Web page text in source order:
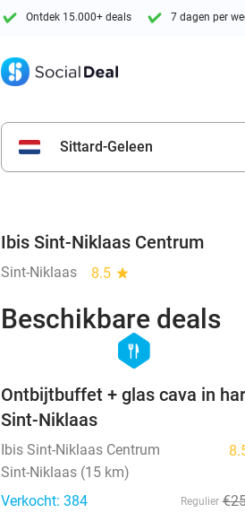
Ontdek 15.000+ deals 7 dagen per
Sittard-Geleen
Ibis Sint-Niklaas Centrum
Sint-Niklaas 8.5 star
Beschikbare deals
hexagon
food
Ontbijtbuffet + glas cava in
Sint-Niklaas
Ibis Sint-Niklaas Centrum
Sint-Niklaas (15 km)
Verkocht: 384
Regulier